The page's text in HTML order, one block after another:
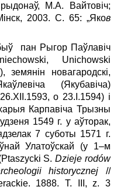
М.А. Вайтовіч;
2003. С. 65: „Яков
пан Рыгор Паўлавіч
Unichowski
земянін новагародскі,
(Якуба­віча)
o 23.I.1594) і
Карпавіча Трызны
1549 г. у аўторак,
7 суботы 1571 г.
Улатоўскай (у 1–м
S.Dzieje rodów
historycznej //
1888. T. III, z. 3